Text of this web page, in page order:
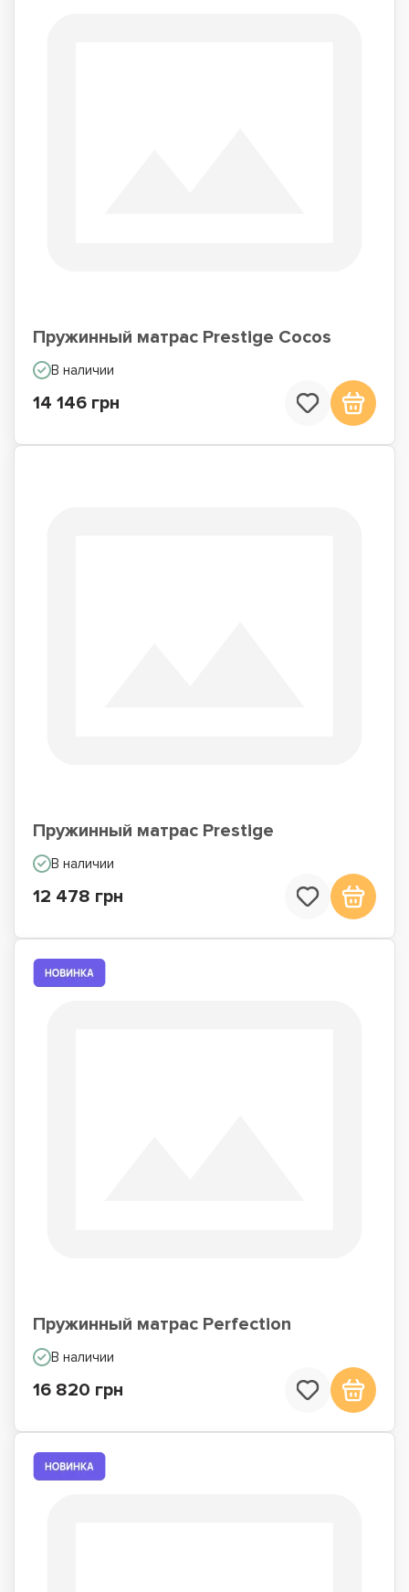
Пружинный матрас Prestige Cocos
В наличии
14 146 грн
Пружинный матрас Prestige
В наличии
12 478 грн
Пружинный матрас Perfection
В наличии
16 820 грн